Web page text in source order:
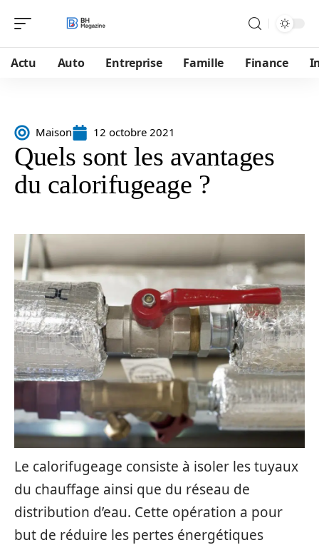
Actu Auto Entreprise Famille Finance
Maison 12 octobre 2021
Quels sont les avantages
du calorifugeage ?
Le calorifugeage consiste à isoler les tuyaux
du chauffage ainsi que du réseau de
distribution d’eau. Cette opération a pour
but de réduire les pertes énergétiques